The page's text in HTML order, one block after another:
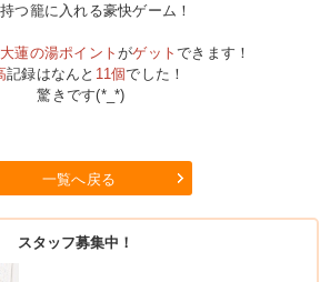
つ籠に入れる豪快ゲーム！
大蓮の湯ポイントがゲットできます！
記録はなんと 11個でした！
驚きです(*_*)
一覧へ戻る
スタッフ募集中！